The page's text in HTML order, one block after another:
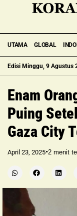
Edisi Minggu, 9 Agustus
UTAMA GLOBAL
Enam
Puing
Gaza City
April 23, 2025•2 menit